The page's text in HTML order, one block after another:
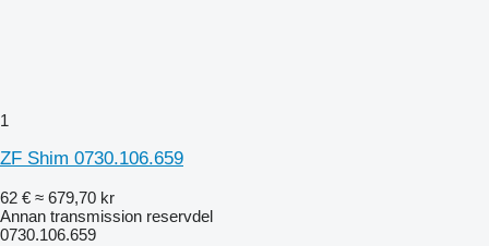
1
ZF Shim 0730.106.659
62 € ≈ 679,70 kr
Annan transmission reservdel
0730.106.659